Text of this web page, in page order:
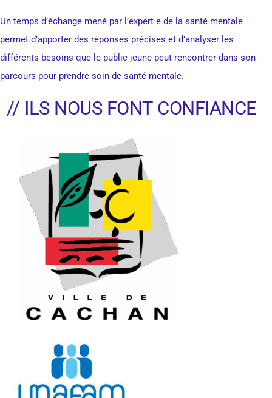
Un temps d’échange mené par l’expert·e de la santé mentale
permet d’apporter des réponses précises et d’analyser les
différents besoins que le public jeune peut rencontrer dans son
parcours pour prendre soin de santé mentale.
// ILS NOUS FONT CONFIANCE